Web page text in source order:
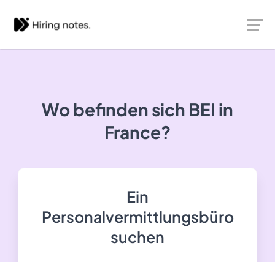
Wo befinden sich BEI in
France?
Ein
Personalvermittlungsbüro
suchen